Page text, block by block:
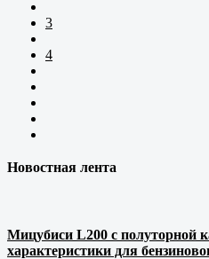
3
4
Новостная лента
Мицубиси L200 с полуторной
характеристики для